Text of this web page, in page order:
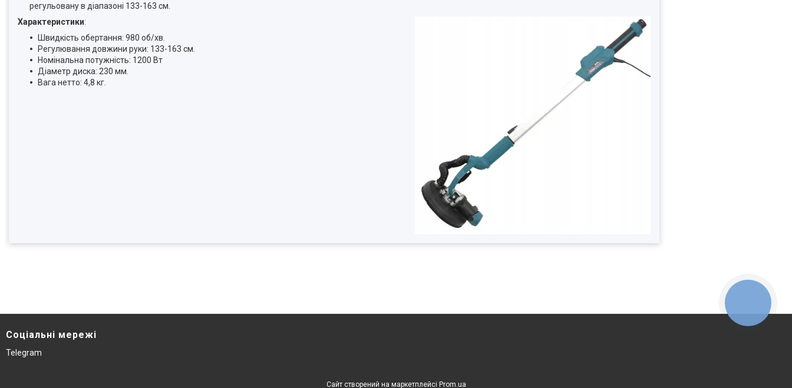
регульовану в діапазоні 133-163 см.
Характеристики:
Швидкість обертання: 980 об/хв.
Регулювання довжини руки: 133-163 см.
Номінальна потужність: 1200 Вт
Діаметр диска: 230 мм.
Вага нетто: 4,8 кг.
Соціальні мережі
Telegram
Сайт створений на маркетплейсі Prom.ua